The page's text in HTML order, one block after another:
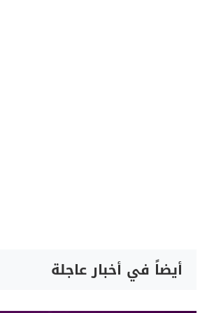
أيضاً في أخبار عاجلة